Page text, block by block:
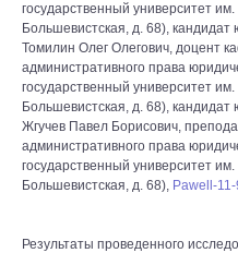
государственный университет
Большевистская, д. 68), кандидат
Томилин Олег Олегович, доцент
административного права
государственный университет
Большевистская, д. 68), кандидат
Жгучев Павел Борисович,
административного права
государственный университет
Большевистская, д. 68), Pawell-
Результаты проведенного